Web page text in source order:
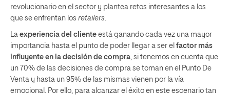
revolucionario en el sector y plantea retos interesantes a los
que se enfrentan los retailers
La experiencia del cliente está ganando cada vez una mayor
importancia hasta el punto de poder llegar a ser el factor más
influyente en la decisión de compra , si tenemos en cuenta que
un 70% de las decisiones de compra se toman en el Punto De
Venta y hasta un 95% de las mismas vienen por la vía
emocional. Por ello, para alcanzar el éxito en este escenario tan